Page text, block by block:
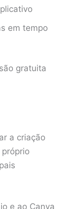
em tempo
gratuita
a criação
e ao Canva